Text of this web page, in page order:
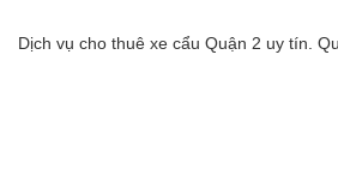
Dịch vụ cho thuê xe cẩu Quận 2 uy tín.